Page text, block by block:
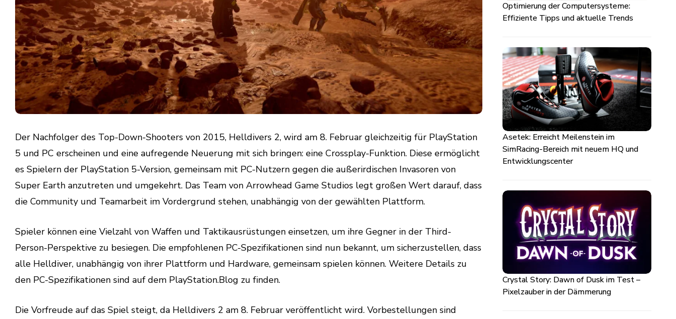
Der Nachfolger des Top-Down-Shooters von 2015, Helldivers 2, wird am 8. Februar gleichzeitig für PlayStation
5 und PC erscheinen und eine aufregende Neuerung mit sich bringen: eine Crossplay-Funktion. Diese ermöglicht
es Spielern der PlayStation 5-Version, gemeinsam mit PC-Nutzern gegen die außerirdischen Invasoren von
Super Earth anzutreten und umgekehrt. Das Team von Arrowhead Game Studios legt großen Wert darauf, dass
die Community und Teamarbeit im Vordergrund stehen, unabhängig von der gewählten Plattform.
Spieler können eine Vielzahl von Waffen und Taktikausrüstungen einsetzen, um ihre Gegner in der Third-
Person-Perspektive zu besiegen. Die empfohlenen PC-Spezifikationen sind nun bekannt, um sicherzustellen, dass
alle Helldiver, unabhängig von ihrer Plattform und Hardware, gemeinsam spielen können. Weitere Details zu
den PC-Spezifikationen sind auf dem PlayStation.Blog zu finden.
Die Vorfreude auf das Spiel steigt, da Helldivers 2 am 8. Februar veröffentlicht wird. Vorbestellungen sind
Optimierung der Computersysteme:
Effiziente Tipps und aktuelle Trends
Asetek: Erreicht Meilenstein im
SimRacing-Bereich mit neuem HQ und
Entwicklungscenter
Crystal Story: Dawn of Dusk im Test –
Pixelzauber in der Dämmerung